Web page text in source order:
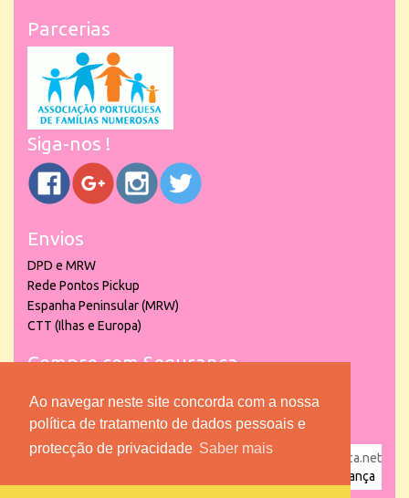
Ao navegar neste site concorda com a nossa
política de tratamento de dados pessoais e
protecção de privacidade Saber mais
Parcerias
Siga-nos !
Envios
DPD e MRW
Rede Pontos Pickup
Espanha Peninsular (MRW)
CTT (Ilhas e Europa)
Compre com Segurança
powered by puber!a | © 2026 Copyright www.lojadacrianca.net
Loja da Criança